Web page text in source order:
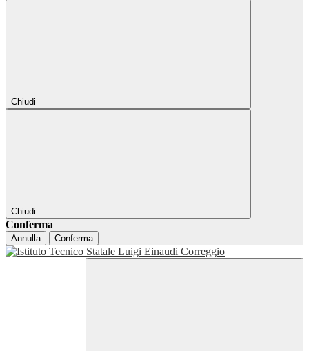
Chiudi
Chiudi
Conferma
Annulla Conferma